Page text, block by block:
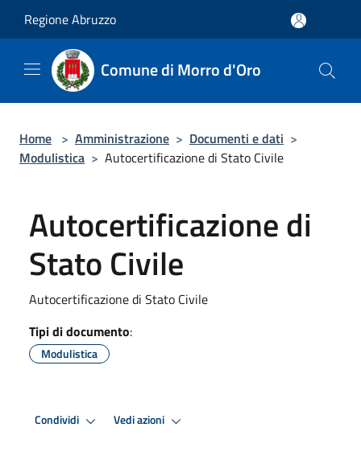
Regione Abruzzo
Comune di Morro d'Oro
Home > Amministrazione > Documenti e dati >
Modulistica > Autocertificazione di Stato Civile
Autocertificazione di
Stato Civile
Autocertificazione di Stato Civile
Tipi di documento:
Modulistica
Condividi Vedi azioni